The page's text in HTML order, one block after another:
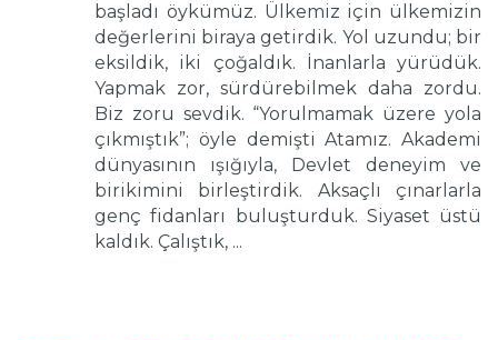
başladı öykümüz. Ülkemiz için ülkemizin
değerlerini biraya getirdik. Yol uzundu; bir
eksildik, iki çoğaldık. İnanlarla yürüdük.
Yapmak zor, sürdürebilmek daha zordu.
Biz zoru sevdik. “Yorulmamak üzere yola
çıkmıştık”; öyle demişti Atamız. Akademi
dünyasının ışığıyla, Devlet deneyim ve
birikimini birleştirdik. Aksaçlı çınarlarla
genç fidanları buluşturduk. Siyaset üstü
kaldık. Çalıştık, ...